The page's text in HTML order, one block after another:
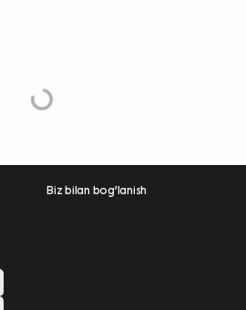
L
o
a
d
M
o
re
Biz bilan bog'lanish